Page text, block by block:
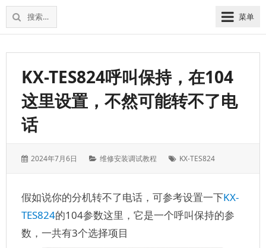
松
下
话
上
海
维
修
搜
索：
菜单
KX-TES824呼叫保持，在104
这里设置，不然可能转不了电
话
发
2024年7月6日
分
维修安装调试教程
标
KX-TES824
假如说你的分机转不了电话，可参考设置一下KX-
TES824的104参数这里，它是一个呼叫保持的参
数，一共有3个选择项目